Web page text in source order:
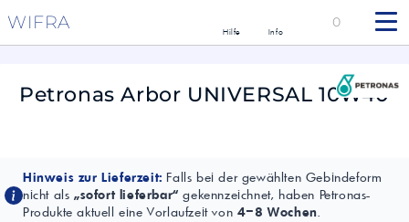
WIFRA Hilfe Info
0
Petronas Arbor UNIVERSAL 10W40
Hinweis zur Lieferzeit: Falls bei der gewählten Gebindeform
nicht als „sofort lieferbar“ gekennzeichnet, haben Petronas-
Produkte aktuell eine Vorlaufzeit von 4–8 Wochen.